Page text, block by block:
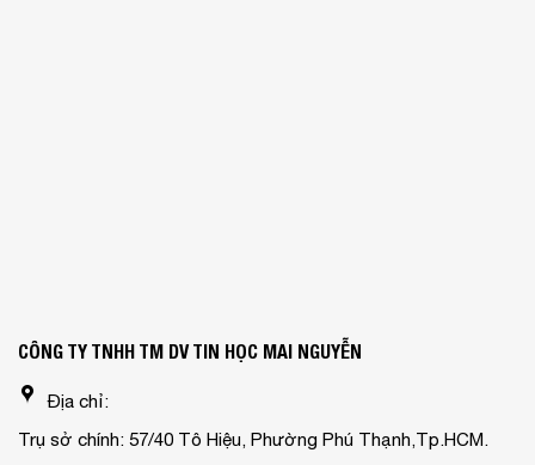
CÔNG TY TNHH TM DV TIN HỌC MAI NGUYỄN
Địa chỉ:
Trụ sở chính: 57/40 Tô Hiệu, Phường Phú Thạnh,Tp.HCM.